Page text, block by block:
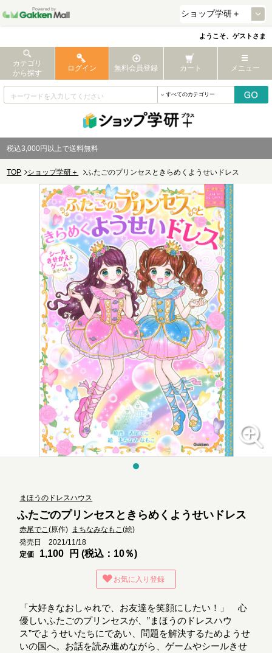
ようこそ、ゲストさま
カテゴリ
から探す
ログイン 無料会員登録 カート メニュー
税込3,000円以上で送料無料
TOP ショップ学研＋ ふたごのプリンセスときらめくようせいドレス
まほうのドレスハウス
ふたごのプリンセスときらめくようせいドレス
赤尾でこ(原作) まちなみなもこ(絵)
発売日 2021/11/18
定価
1,100 円 (税込：10％)
お気に入り登録
「大好きなおしゃれで、お友達を笑顔にしたい！」 心
優しいふたごのプリンセスが、”まほうのドレスハウ
ス”でようせいたちにであい、問題を解決するためようせ
いの国へ。お話を読み進めながら、ゲームやシールきせ